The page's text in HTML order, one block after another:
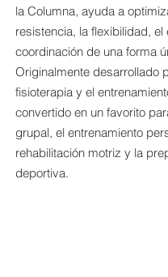
la Columna, ayuda a
resistencia, la flexibilidad, el
coordinación de una forma
Originalmente desarrollado
fisioterapia y el
convertido en un favorito
grupal, el entrenamiento
rehabilitación motriz y la
deportiva.